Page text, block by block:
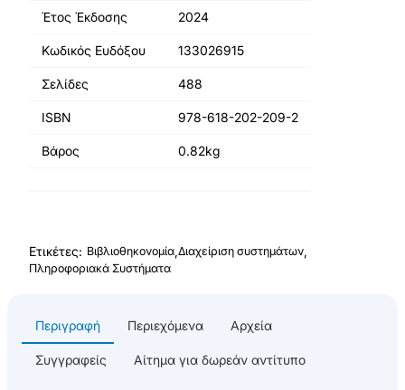
Έτος Έκδοσης 2024
Κωδικός Ευδόξου 133026915
Σελίδες 488
ISBN 978-618-202-209-2
Βάρος 0.82kg
Ετικέτες: Βιβλιοθηκονομία,Διαχείριση συστημάτων,
Πληροφοριακά Συστήματα
Περιγραφή Περιεχόμενα Αρχεία
Συγγραφείς Αίτημα για δωρεάν αντίτυπο